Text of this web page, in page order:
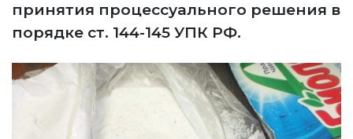
принятия процессуального решения в
порядке ст. 144-145 УПК РФ.